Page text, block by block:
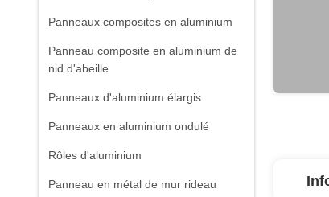
Panneaux composites en aluminium
Panneau composite en aluminium de
nid d'abeille
Panneaux d'aluminium élargis
Panneaux en aluminium ondulé
Rôles d'aluminium
Panneau en métal de mur rideau